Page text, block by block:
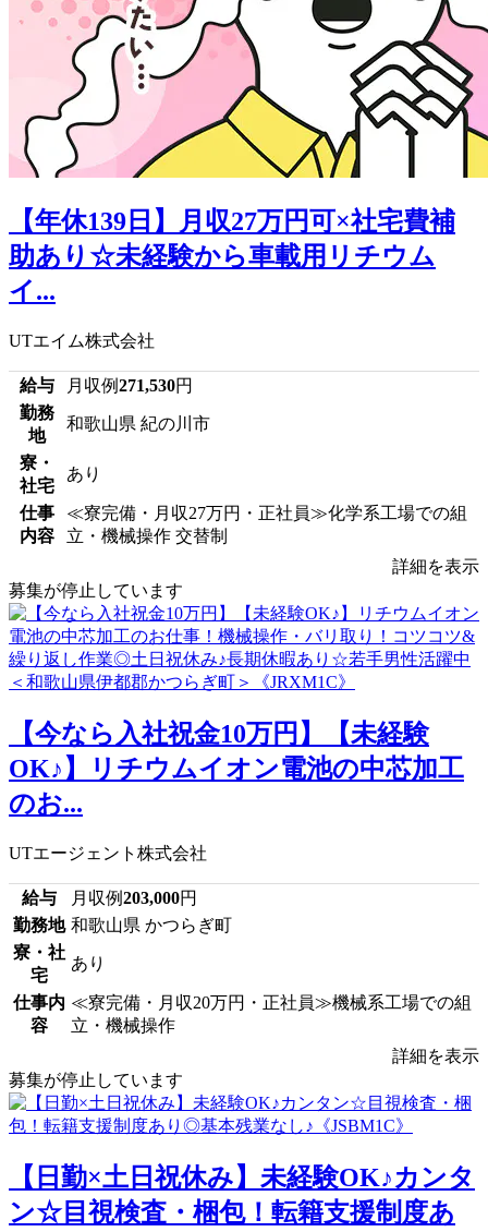
【年休139日】月収27万円可×社宅費補
助あり☆未経験から車載用リチウム
イ...
UTエイム株式会社
給与 月収例271,530円
勤務
地
和歌山県 紀の川市
寮・
社宅
あり
仕事
内容
≪寮完備・月収27万円・正社員≫化学系工場での組
立・機械操作 交替制
詳細を表示
募集が停止しています
【今なら入社祝金10万円】【未経験
OK♪】リチウムイオン電池の中芯加工
のお...
UTエージェント株式会社
給与 月収例203,000円
勤務地 和歌山県 かつらぎ町
寮・社
宅
あり
仕事内
容
≪寮完備・月収20万円・正社員≫機械系工場での組
立・機械操作
詳細を表示
募集が停止しています
【日勤×土日祝休み】未経験OK♪カンタ
ン☆目視検査・梱包！転籍支援制度あ